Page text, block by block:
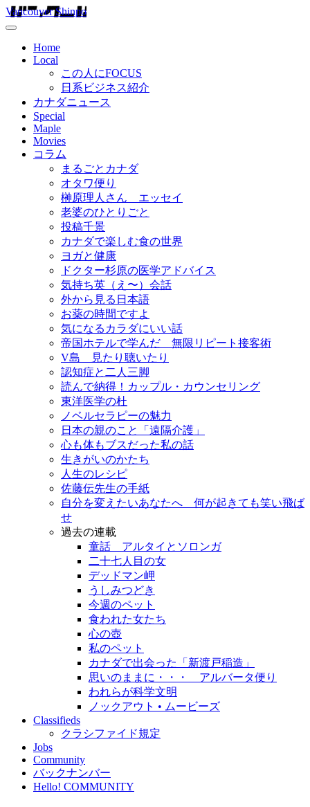
Vancouver Shinpo
Home
Local
この人にFOCUS
日系ビジネス紹介
カナダニュース
Special
Maple
Movies
コラム
まるごとカナダ
オタワ便り
榊原理人さん エッセイ
老婆のひとりごと
投稿千景
カナダで楽しむ食の世界
ヨガと健康
ドクター杉原の医学アドバイス
気持ち英（え〜）会話
外から見る日本語
お薬の時間ですよ
気になるカラダにいい話
帝国ホテルで学んだ 無限リピート接客術
V島 見たり聴いたり
認知症と二人三脚
読んで納得！カップル・カウンセリング
東洋医学の杜
ノベルセラピーの魅力
日本の親のこと「遠隔介護」
心も体もブスだった私の話
生きがいのかたち
人生のレシピ
佐藤伝先生の手紙
自分を変えたいあなたへ 何が起きても笑い飛ば
せ
過去の連載
童話 アルタイとソロンガ
二十七人目の女
デッドマン岬
うしみつどき
今週のペット
食われた女たち
心の壺
私のペット
カナダで出会った「新渡戸稲造」
思いのままに・・・ アルバータ便り
われらが科学文明
ノックアウト • ムービーズ
Classifieds
クラシファイド規定
Jobs
Community
バックナンバー
Hello! COMMUNITY